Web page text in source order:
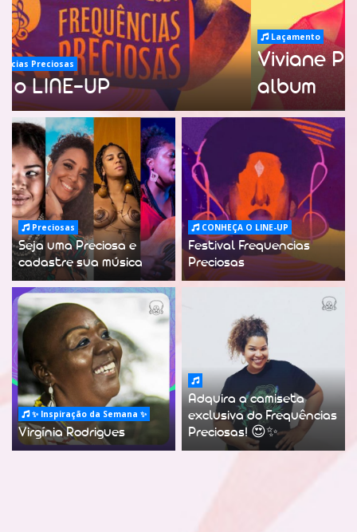
Laçamento
Viviane Pitaya lança seu novo
album
Preciosas
Seja uma Preciosa e
cadastre sua música
CONHEÇA O LINE-UP
Festival Frequencias
Preciosas
✨ Inspiração da Semana ✨
Virgínia Rodrigues
Adquira a camiseta
exclusiva do Frequências
Preciosas! 😍✨